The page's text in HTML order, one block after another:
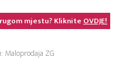
mjestu? KlikniteOVDJE!
Maloprodaja ZG